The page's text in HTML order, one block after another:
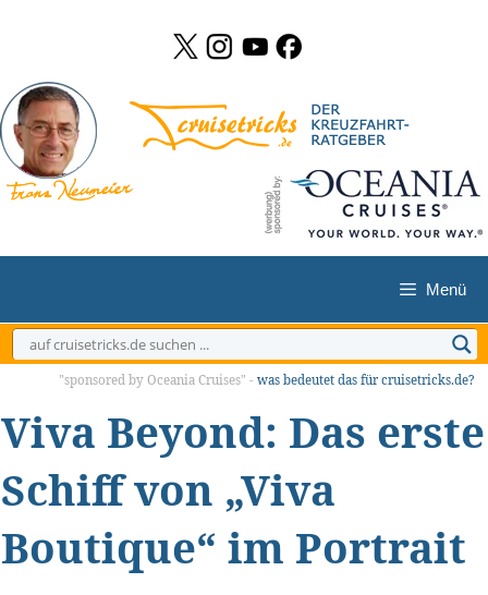
springen
Menü
"sponsored by Oceania Cruises" - was bedeutet das für cruisetricks.de?
Viva Beyond: Das erste
Schiff von „Viva
Boutique“ im Portrait